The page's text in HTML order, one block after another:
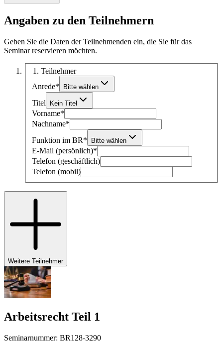
Angaben zu den Teilnehmern
Geben Sie die Daten der Teilnehmenden ein, die Sie für das
Seminar reservieren möchten.
1 . Teilnehmer
Anrede* Bitte wählen
Titel Kein Titel
Vorname*
Nachname*
Funktion im BR* Bitte wählen
E-Mail (persönlich)*
Telefon (geschäftlich)
Telefon (mobil)
Weitere Teilnehmer
Arbeitsrecht Teil 1
Seminarnummer: BR128-3290